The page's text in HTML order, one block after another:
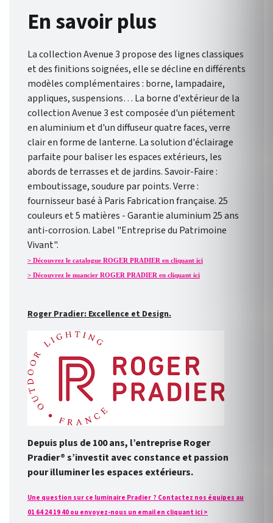
En savoir plus
La collection Avenue 3 propose des lignes classiques
et des finitions soignées, elle se décline en différents
modèles complémentaires : borne, lampadaire,
appliques, suspensions… La borne d'extérieur de la
collection Avenue 3 est composée d'un piétement
en aluminium et d'un diffuseur quatre faces, verre
clair en forme de lanterne. La solution d'éclairage
parfaite pour baliser les espaces extérieurs, les
abords de terrasses et de jardins. Savoir-Faire :
emboutissage, soudure par points. Verre :
fournisseur basé à Paris Fabrication française. 25
couleurs et 5 matières - Garantie aluminium 25 ans
anti-corrosion. Label "Entreprise du Patrimoine
Vivant".
> Découvrez le catalogue ROGER PRADIER en cliquant ici
> Découvrez le nuancier ROGER PRADIER en cliquant ici
Roger Pradier: Excellence et Design.
Depuis plus de 100 ans, l’entreprise Roger
Pradier® s’investit avec constance et passion
pour illuminer les espaces extérieurs.
Une question sur ce luminaire Pradier ? Contactez nos équipes au
01 64 24 19 40 ou envoyez-nous un email en cliquant ici >